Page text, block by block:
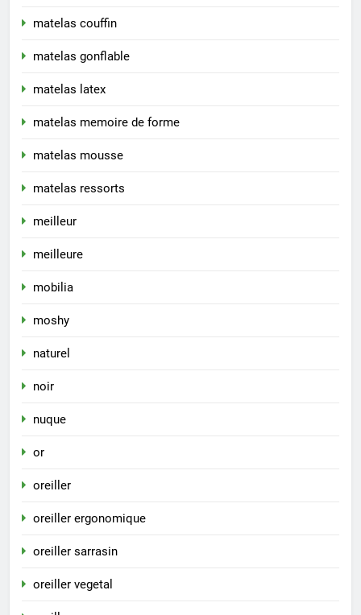
matelas couffin
matelas gonflable
matelas latex
matelas memoire de forme
matelas mousse
matelas ressorts
meilleur
meilleure
mobilia
moshy
naturel
noir
nuque
or
oreiller
oreiller ergonomique
oreiller sarrasin
oreiller vegetal